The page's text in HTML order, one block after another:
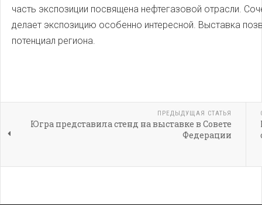
часть экспозиции посвящена нефтегазовой отрасли.
делает экспозицию особенно интересной. Выставка
потенциал региона.
ПРЕДЫДУЩАЯ СТАТЬЯ
Югра представила стенд на выставке в Совете
Федерации